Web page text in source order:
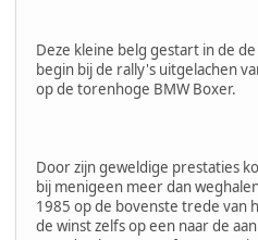
Deze kleine belg gestart in de
begin bij de rally's uitgelachen
op de torenhoge BMW Boxer.
Door zijn geweldige prestaties
bij menigeen meer dan
1985 op de bovenste trede van
de winst zelfs op een naar de